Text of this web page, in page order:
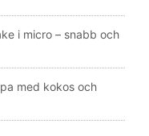
i micro – snabb och
med kokos och